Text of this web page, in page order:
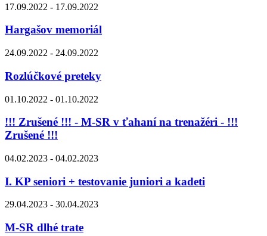
17.09.2022 - 17.09.2022
Hargašov memoriál
24.09.2022 - 24.09.2022
Rozlúčkové preteky
01.10.2022 - 01.10.2022
!!! Zrušené !!! - M-SR v ťahaní na trenažéri - !!!
Zrušené !!!
04.02.2023 - 04.02.2023
I. KP seniori + testovanie juniori a kadeti
29.04.2023 - 30.04.2023
M-SR dlhé trate